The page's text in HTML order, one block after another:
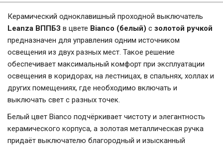
Керамический одноклавишный проходной выключатель
Leanza ВППБЗ в цвете Bianco (белый) с золотой ручкой
предназначен для управления одним источником
освещения из двух разных мест. Такое решение
обеспечивает максимальный комфорт при эксплуатации
освещения в коридорах, на лестницах, в спальнях, холлах и
других помещениях, где необходимо включать и
выключать свет с разных точек.
Белый цвет Bianco подчёркивает чистоту и элегантность
керамического корпуса, а золотая металлическая ручка
придаёт выключателю благородный и изысканный